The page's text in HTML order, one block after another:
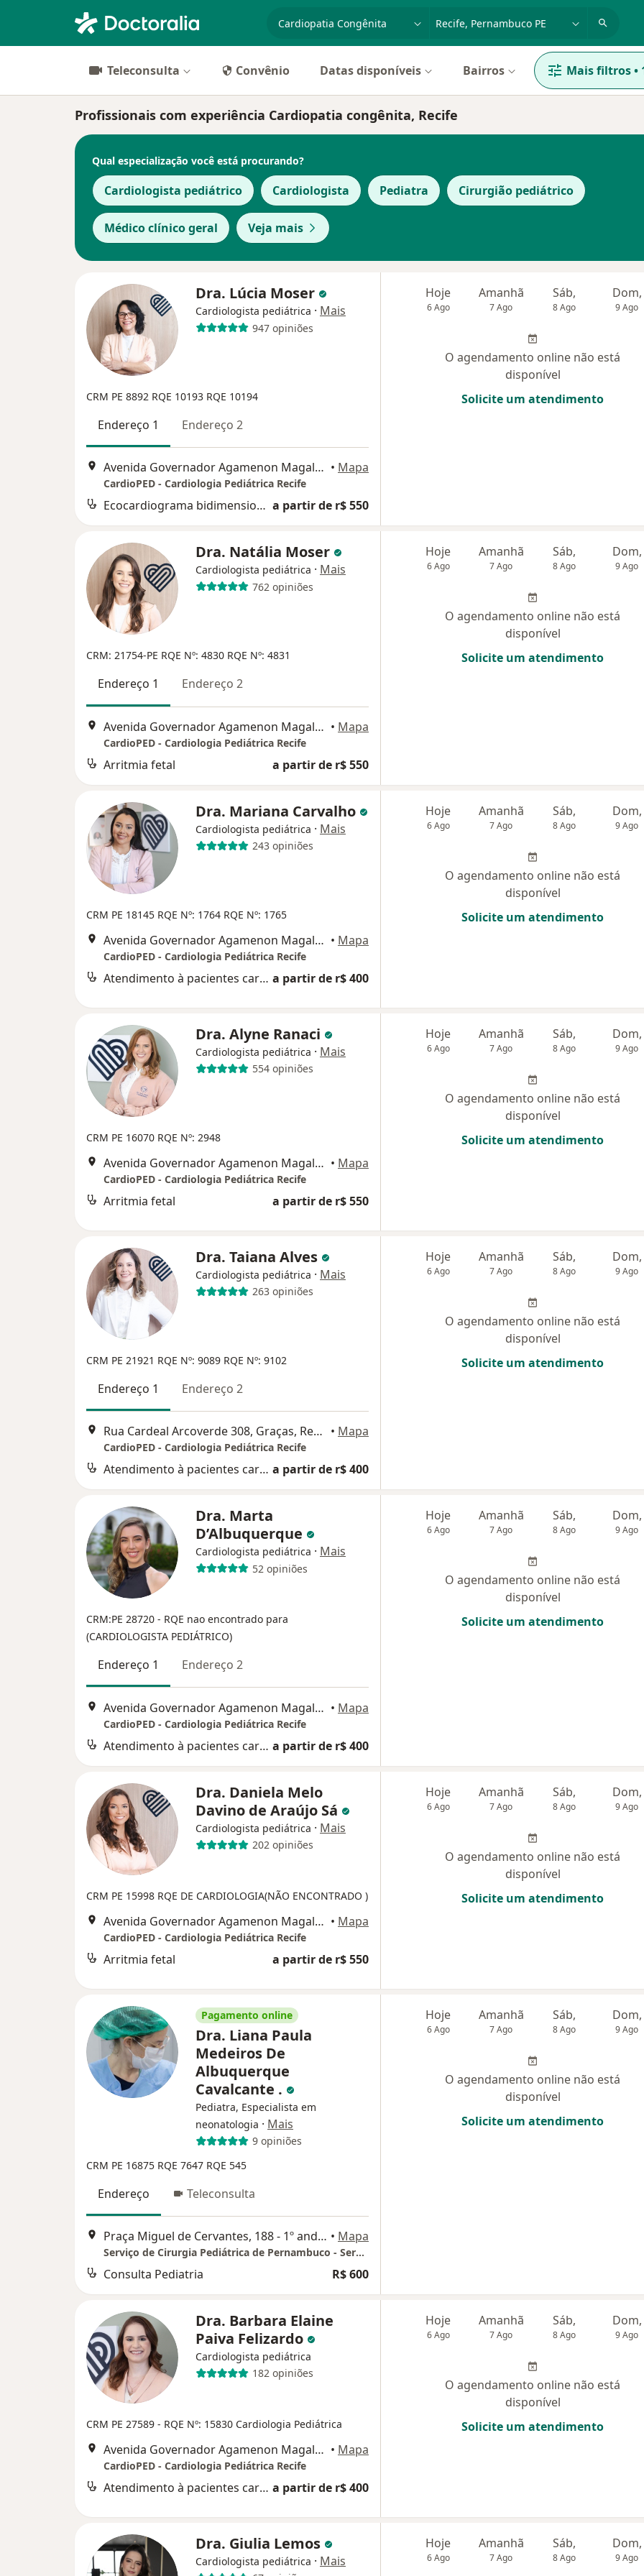
especialidade, doença ou nome
Teleconsulta Convênio Datas disponíveis Bairros Mais filtros•
Profissionais com experiência Cardiopatia congênita, Recife
Qual especialização você está procurando?
Cardiologista pediátrico Cardiologista Pediatra Cirurgião pediátrico
Médico clínico geral Veja mais
Dra. Lúcia Moser
Cardiologista pediátrica · Mais
947 opiniões
CRM PE 8892 RQE 10193 RQE 10194
Endereço 1 Endereço 2
Avenida Governador Agamenon Magalhães 4760 - Edf. garagem 7 andar - sala 2, Recife • Mapa
CardioPED - Cardiologia Pediátrica Recife
Ecocardiograma bidimensional com "speckle tracking" (análise de strain) a partir de r$ 550
Hoje
6 Ago
Amanhã
7 Ago
Sáb,
8 Ago
Dom,
9 Ago
O agendamento online não está
disponível
Solicite um atendimento
Dra. Natália Moser
Cardiologista pediátrica · Mais
762 opiniões
CRM: 21754-PE RQE Nº: 4830 RQE Nº: 4831
Endereço 1 Endereço 2
Avenida Governador Agamenon Magalhães 4760 - Edf. garagem 7 andar - sala 2, Recife • Mapa
CardioPED - Cardiologia Pediátrica Recife
Arritmia fetal a partir de r$ 550
Hoje
6 Ago
Amanhã
7 Ago
Sáb,
8 Ago
Dom,
9 Ago
O agendamento online não está
disponível
Solicite um atendimento
Dra. Mariana Carvalho
Cardiologista pediátrica · Mais
243 opiniões
CRM PE 18145 RQE Nº: 1764 RQE Nº: 1765
Avenida Governador Agamenon Magalhães 4760 - Edf. garagem 7 andar - sala 2, Recife • Mapa
CardioPED - Cardiologia Pediátrica Recife
Atendimento à pacientes cardiopatas a partir de r$ 400
Hoje
6 Ago
Amanhã
7 Ago
Sáb,
8 Ago
Dom,
9 Ago
O agendamento online não está
disponível
Solicite um atendimento
Dra. Alyne Ranaci
Cardiologista pediátrica · Mais
554 opiniões
CRM PE 16070 RQE Nº: 2948
Avenida Governador Agamenon Magalhães 4760 - Edf. garagem 7 andar - sala 2, Recife • Mapa
CardioPED - Cardiologia Pediátrica Recife
Arritmia fetal a partir de r$ 550
Hoje
6 Ago
Amanhã
7 Ago
Sáb,
8 Ago
Dom,
9 Ago
O agendamento online não está
disponível
Solicite um atendimento
Dra. Taiana Alves
Cardiologista pediátrica · Mais
263 opiniões
CRM PE 21921 RQE Nº: 9089 RQE Nº: 9102
Endereço 1 Endereço 2
Rua Cardeal Arcoverde 308, Graças, Recife • Mapa
CardioPED - Cardiologia Pediátrica Recife
Atendimento à pacientes cardiopatas a partir de r$ 400
Hoje
6 Ago
Amanhã
7 Ago
Sáb,
8 Ago
Dom,
9 Ago
O agendamento online não está
disponível
Solicite um atendimento
Dra. Marta
D’Albuquerque
Cardiologista pediátrica · Mais
52 opiniões
CRM:PE 28720 - RQE nao encontrado para
(CARDIOLOGISTA PEDIÁTRICO)
Endereço 1 Endereço 2
Avenida Governador Agamenon Magalhães 4760 - Edf. garagem 7 andar - sala 2, Recife • Mapa
CardioPED - Cardiologia Pediátrica Recife
Atendimento à pacientes cardiopatas a partir de r$ 400
Hoje
6 Ago
Amanhã
7 Ago
Sáb,
8 Ago
Dom,
9 Ago
O agendamento online não está
disponível
Solicite um atendimento
Dra. Daniela Melo
Davino de Araújo Sá
Cardiologista pediátrica · Mais
202 opiniões
CRM PE 15998 RQE DE CARDIOLOGIA(NÃO ENCONTRADO )
Avenida Governador Agamenon Magalhães 4760 - Edf. garagem 7 andar - sala 2, Recife • Mapa
CardioPED - Cardiologia Pediátrica Recife
Arritmia fetal a partir de r$ 550
Hoje
6 Ago
Amanhã
7 Ago
Sáb,
8 Ago
Dom,
9 Ago
O agendamento online não está
disponível
Solicite um atendimento
Pagamento online
Dra. Liana Paula
Medeiros De
Albuquerque
Cavalcante .
Pediatra, Especialista em
neonatologia · Mais
9 opiniões
CRM PE 16875 RQE 7647 RQE 545
Endereço Teleconsulta
Praça Miguel de Cervantes, 188 - 1º andar, Recife • Mapa
Serviço de Cirurgia Pediátrica de Pernambuco - Sercipe
Consulta Pediatria R$ 600
Hoje
6 Ago
Amanhã
7 Ago
Sáb,
8 Ago
Dom,
9 Ago
O agendamento online não está
disponível
Solicite um atendimento
Dra. Barbara Elaine
Paiva Felizardo
Cardiologista pediátrica
182 opiniões
CRM PE 27589 - RQE Nº: 15830 Cardiologia Pediátrica
Avenida Governador Agamenon Magalhães 4760 - Edf. garagem 7 andar - sala 2, Recife • Mapa
CardioPED - Cardiologia Pediátrica Recife
Atendimento à pacientes cardiopatas a partir de r$ 400
Hoje
6 Ago
Amanhã
7 Ago
Sáb,
8 Ago
Dom,
9 Ago
O agendamento online não está
disponível
Solicite um atendimento
Dra. Giulia Lemos
Cardiologista pediátrica · Mais
Hoje
6 Ago
Amanhã
7 Ago
Sáb,
8 Ago
Dom,
9 Ago